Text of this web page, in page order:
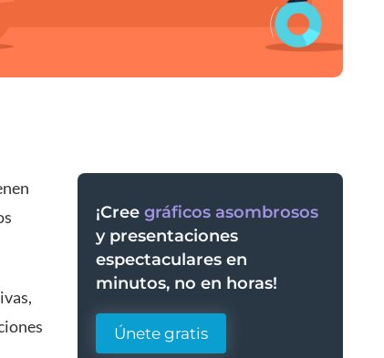
¡Cree gráficos asombrosos
y presentaciones
espectaculares en
minutos, no en horas!
Únete gratis